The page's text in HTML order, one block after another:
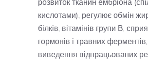
розвиток тканин ембріона
кислотами), регулює обмін
білків, вітамінів групи В,
гормонів і травних
виведення відпрацьованих